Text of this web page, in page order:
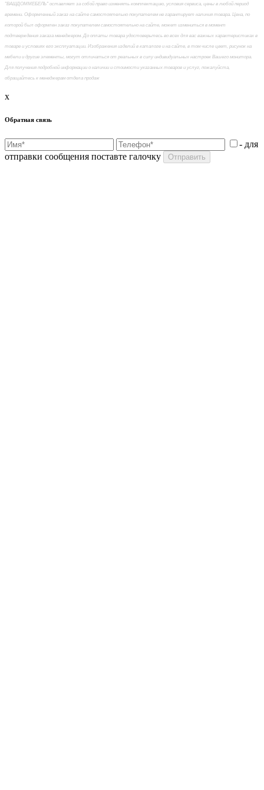
"ВАШДОММЕБЕЛЬ" оставляет за собой право изменять комплектацию, условия сервиса, цены в любой период
времени. Оформленный заказ на сайте самостоятельно покупателем не гарантирует наличия товара. Цена, по
которой был оформлен заказ покупателем самостоятельно на сайте, может измениться в момент
подтверждения заказа менеджером. До оплаты товара удостоверьтесь во всех для вас важных характеристиках в
товаре и условиях его эксплуатации. Изображения изделий в каталоге и на сайте, в том числе цвет, рисунок на
мебели и другие элементы, могут отличаться от реальных в силу индивидуальных настроек Вашего монитора.
Для получения подробной информации о наличии и стоимости указанных товаров и услуг, пожалуйста,
обращайтесь к менеджерам отдела продаж
x
Обратная связь
- для
отправки сообщения поставте галочку